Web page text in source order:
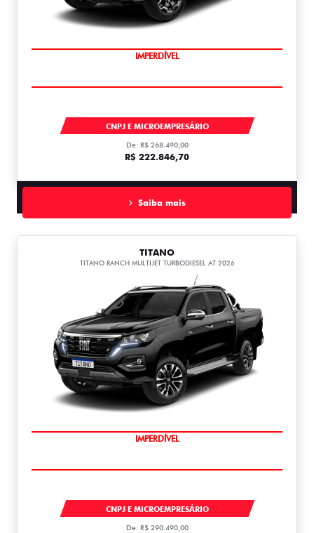
IMPERDÍVEL
CNPJ E MICROEMPRESÁRIO
De: R$ 268.490,00
R$ 222.846,70
Saiba mais
TITANO
TITANO RANCH MULTIJET TURBODIESEL AT 2026
IMPERDÍVEL
CNPJ E MICROEMPRESÁRIO
De: R$ 290.490,00